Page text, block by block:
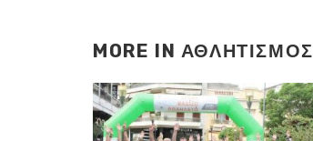
MORE IN ΑΘΛΗΤΙΣΜΌΣ